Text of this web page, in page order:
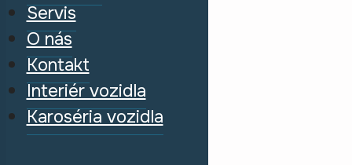
Servis
O nás
Kontakt
Interiér vozidla
Karoséria vozidla